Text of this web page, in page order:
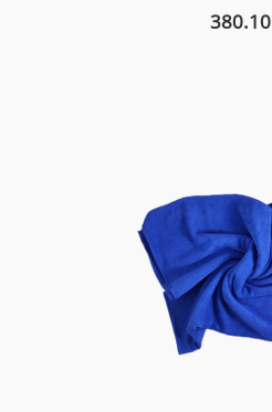
380.10